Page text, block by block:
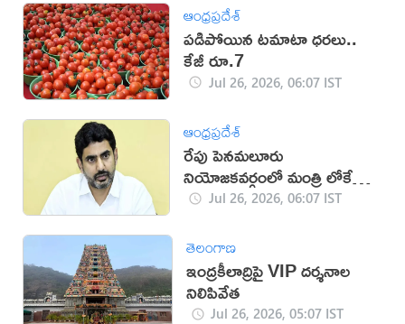
ఆంధ్రప్రదేశ్
పడిపోయిన టమాటా ధరలు..
కేజీ రూ.7
Jul 26, 2026, 06:07 IST
ఆంధ్రప్రదేశ్
రేపు పెనమలూరు
నియోజకవర్గంలో మంత్రి లోకేశ్
పర్యటనJul 26, 2026, 06:07 IST
తెలంగాణ
ఇంద్రకీలాద్రిపై VIP దర్శనాల
నిలిపివేత
Jul 26, 2026, 05:07 IST